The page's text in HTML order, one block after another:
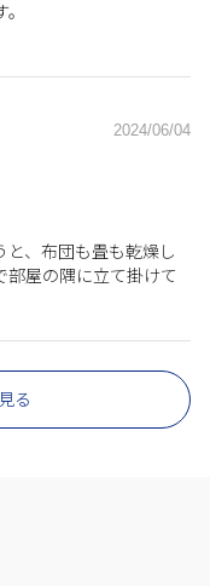
2024/06/04
と、布団も畳も乾燥し
部屋の隅に立て掛けて
る